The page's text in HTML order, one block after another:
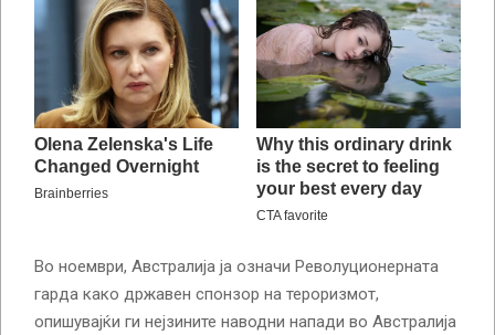
Во ноември, Австралија ја означи Револуционерната
гарда како државен спонзор на тероризмот,
опишувајќи ги нејзините наводни напади во Австралија